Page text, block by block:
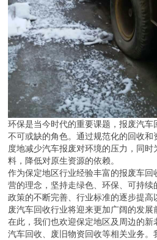
环保是当今时代的重要课题，报废汽
不可或缺的角色。通过规范化的回收
度地减少汽车报废对环境的压力，同
料，降低对原生资源的依赖。
作为保定地区行业经验丰富的报废车
营的理念，坚持走绿色、环保、可持
政策的不断完善、行业标准的逐步提
废汽车回收行业将迎来更加广阔的发展
在此，我们也欢迎保定地区及周边的
汽车回收、废旧物资回收等相关业务